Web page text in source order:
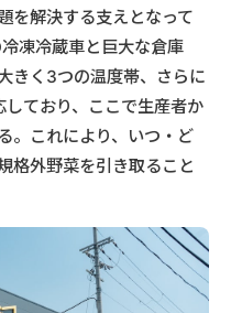
を解決する支えとなって
凍冷蔵車と巨大な倉庫
きく3つの温度帯、さらに
ており、ここで生産者か
。これにより、いつ・ど
格外野菜を引き取ること